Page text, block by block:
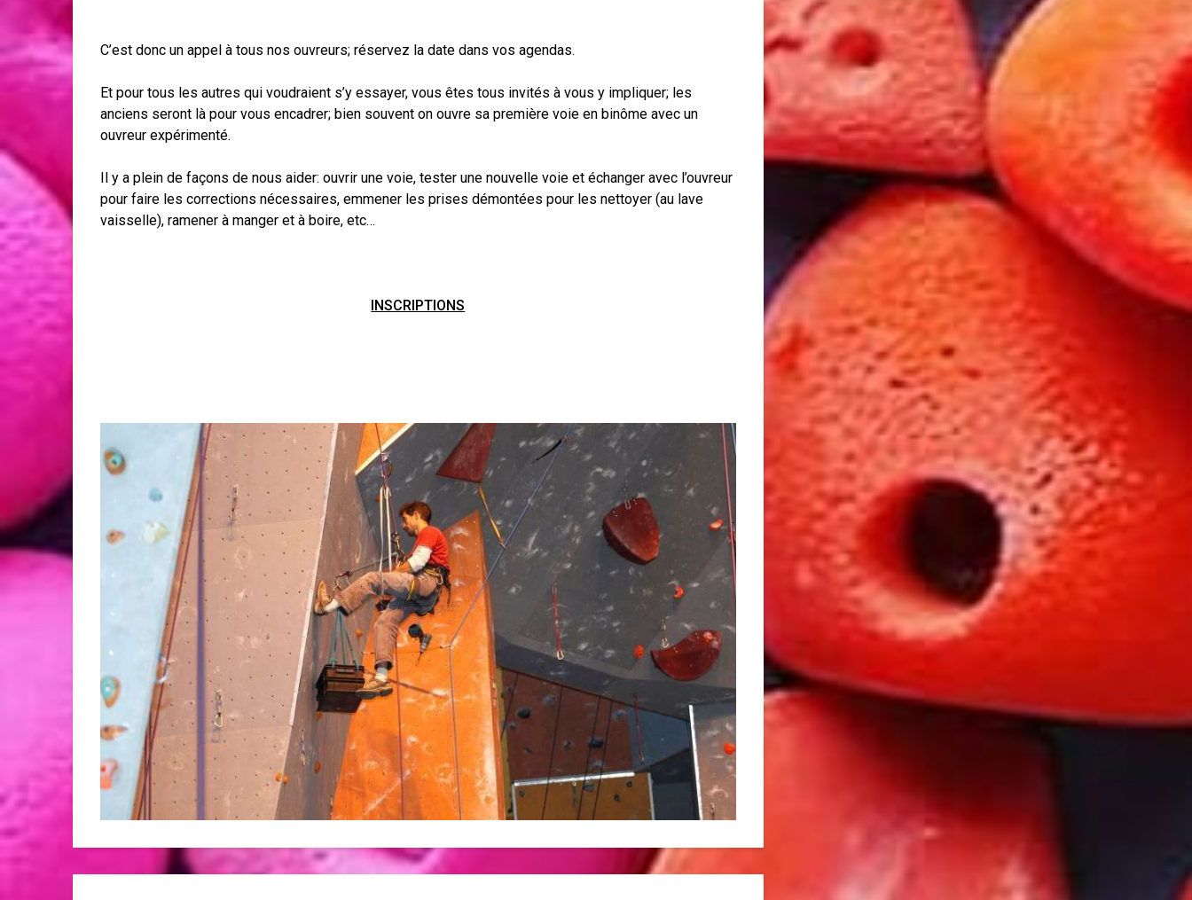
C’est donc un appel à tous nos ouvreurs; réservez la date dans vos agendas.
Et pour tous les autres qui voudraient s’y essayer, vous êtes tous invités à vous y impliquer; les
anciens seront là pour vous encadrer; bien souvent on ouvre sa première voie en binôme avec un
ouvreur expérimenté.
Il y a plein de façons de nous aider: ouvrir une voie, tester une nouvelle voie et échanger avec l’ouvreur
pour faire les corrections nécessaires, emmener les prises démontées pour les nettoyer (au lave
vaisselle), ramener à manger et à boire, etc…
INSCRIPTIONS